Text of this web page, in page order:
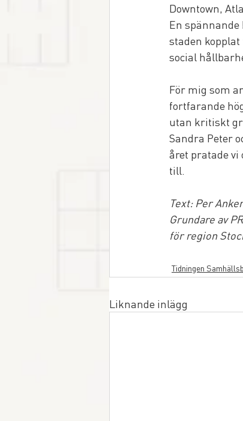
Downtown,
En
staden
social
För mig som
fortfarande
utan kritiskt
Sandra Peter
året pratade vi
till.
Text: Per
Grundare av
för region
Tidningen
Liknande inlägg